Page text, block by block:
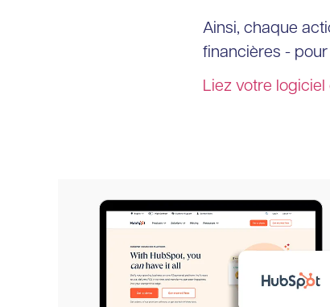
Ainsi, chaque
financières -
Liez votre